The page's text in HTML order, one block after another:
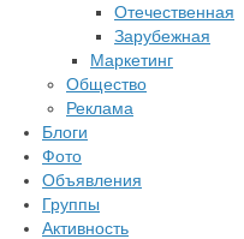
Отечественная
Зарубежная
Маркетинг
Общество
Реклама
Блоги
Фото
Объявления
Группы
Активность